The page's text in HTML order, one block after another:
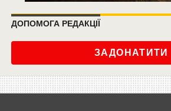
ДОПОМОГА РЕДАКЦІЇ
ЗАДОНАТИТИ